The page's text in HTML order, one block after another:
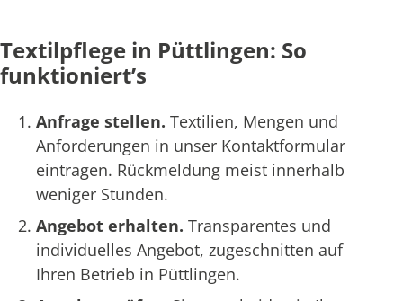
Textilpflege in Püttlingen: So
funktioniert’s
Anfrage stellen. Textilien, Mengen und
Anforderungen in unser Kontaktformular
eintragen. Rückmeldung meist innerhalb
weniger Stunden.
Angebot erhalten. Transparentes und
individuelles Angebot, zugeschnitten auf
Ihren Betrieb in Püttlingen.